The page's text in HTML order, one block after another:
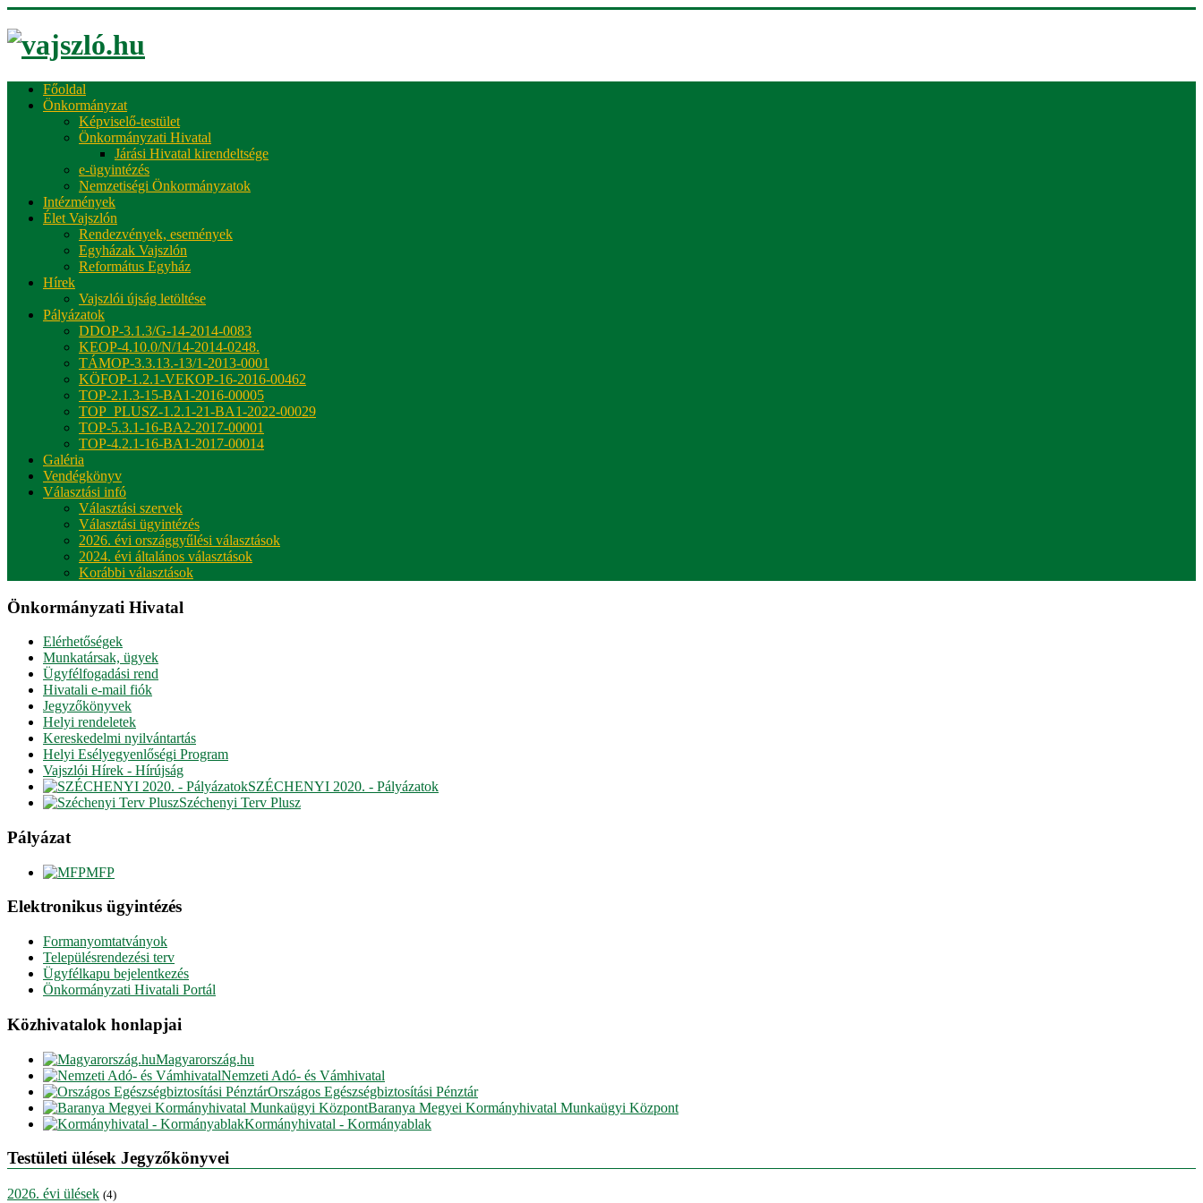
Főoldal
Önkormányzat
Képviselő-testület
Önkormányzati Hivatal
Járási Hivatal kirendeltsége
e-ügyintézés
Nemzetiségi Önkormányzatok
Intézmények
Élet Vajszlón
Rendezvények, események
Egyházak Vajszlón
Református Egyház
Hírek
Vajszlói újság letöltése
Pályázatok
DDOP-3.1.3/G-14-2014-0083
KEOP-4.10.0/N/14-2014-0248.
TÁMOP-3.3.13.-13/1-2013-0001
KÖFOP-1.2.1-VEKOP-16-2016-00462
TOP-2.1.3-15-BA1-2016-00005
TOP_PLUSZ-1.2.1-21-BA1-2022-00029
TOP-5.3.1-16-BA2-2017-00001
TOP-4.2.1-16-BA1-2017-00014
Galéria
Vendégkönyv
Választási infó
Választási szervek
Választási ügyintézés
2026. évi országgyűlési választások
2024. évi általános választások
Korábbi választások
Önkormányzati Hivatal
Elérhetőségek
Munkatársak, ügyek
Ügyfélfogadási rend
Hivatali e-mail fiók
Jegyzőkönyvek
Helyi rendeletek
Kereskedelmi nyilvántartás
Helyi Esélyegyenlőségi Program
Vajszlói Hírek - Hírújság
SZÉCHENYI 2020. - Pályázatok
Széchenyi Terv Plusz
Pályázat
MFP
Elektronikus ügyintézés
Formanyomtatványok
Településrendezési terv
Ügyfélkapu bejelentkezés
Önkormányzati Hivatali Portál
Közhivatalok honlapjai
Magyarország.hu
Nemzeti Adó- és Vámhivatal
Országos Egészségbiztosítási Pénztár
Baranya Megyei Kormányhivatal Munkaügyi Központ
Kormányhivatal - Kormányablak
Testületi ülések Jegyzőkönyvei
2026. évi ülések (4)